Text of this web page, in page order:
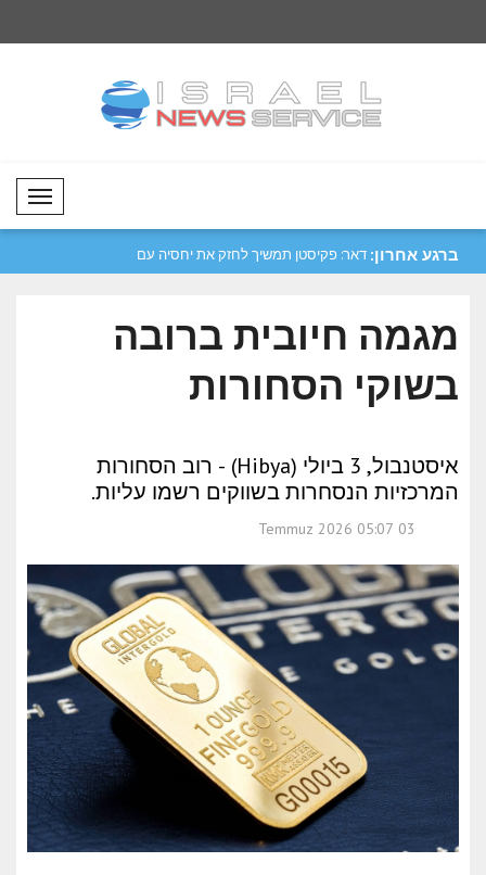
Mobil Menü
ברגע אחרון: דאר: פקיסטן תמשיך לחזק את יחסיה עם הלחץ על רוסיה..
מגמה חיובית ברובה
בשוקי הסחורות
איסטנבול, 3 ביולי (Hibya) - רוב הסחורות
המרכזיות הנסחרות בשווקים רשמו עליות.
03 Temmuz 2026 05:07